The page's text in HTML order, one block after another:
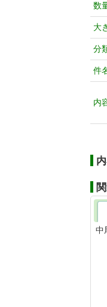
数
大
分
件
内
中